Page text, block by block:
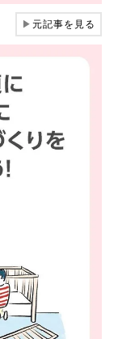
▶元記事を見る